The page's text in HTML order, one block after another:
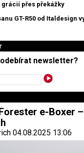
přes překážky
GT-R50 od Italdesign
newsletter?
e-Boxer –
04.08.2025 13:06